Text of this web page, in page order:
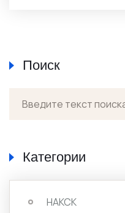
Поиск
Категории
НАКСК